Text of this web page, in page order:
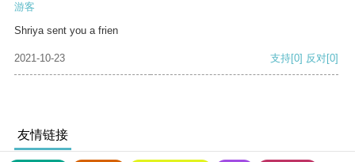
游客
Shriya sent you a frien
2021-10-23 支持[0] 反对[0]
友情链接